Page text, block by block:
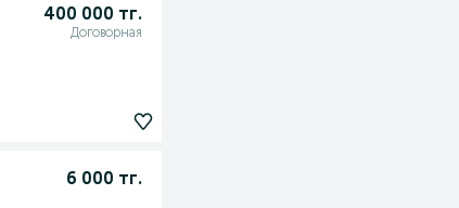
400 000 тг.
Договорная
6 000 тг.